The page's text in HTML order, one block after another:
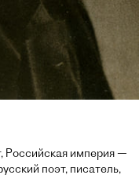
Российская империя —
поэт, писатель,